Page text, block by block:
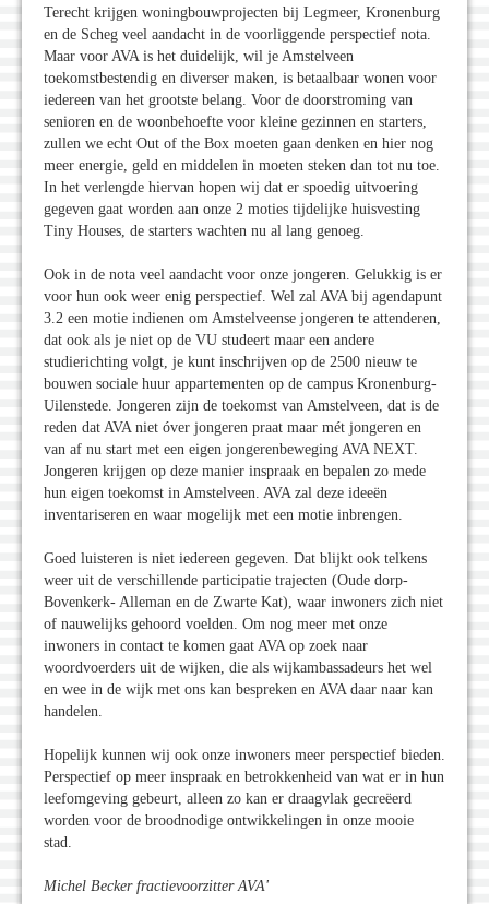
Terecht krijgen woningbouwprojecten bij Legmeer, Kronenburg
en de Scheg veel aandacht in de voorliggende perspectief nota.
Maar voor AVA is het duidelijk, wil je Amstelveen
toekomstbestendig en diverser maken, is betaalbaar wonen voor
iedereen van het grootste belang. Voor de doorstroming van
senioren en de woonbehoefte voor kleine gezinnen en starters,
zullen we echt Out of the Box moeten gaan denken en hier nog
meer energie, geld en middelen in moeten steken dan tot nu toe.
In het verlengde hiervan hopen wij dat er spoedig uitvoering
gegeven gaat worden aan onze 2 moties tijdelijke huisvesting
Tiny Houses, de starters wachten nu al lang genoeg.
Ook in de nota veel aandacht voor onze jongeren. Gelukkig is er
voor hun ook weer enig perspectief. Wel zal AVA bij agendapunt
3.2 een motie indienen om Amstelveense jongeren te attenderen,
dat ook als je niet op de VU studeert maar een andere
studierichting volgt, je kunt inschrijven op de 2500 nieuw te
bouwen sociale huur appartementen op de campus Kronenburg-
Uilenstede. Jongeren zijn de toekomst van Amstelveen, dat is de
reden dat AVA niet óver jongeren praat maar mét jongeren en
van af nu start met een eigen jongerenbeweging AVA NEXT.
Jongeren krijgen op deze manier inspraak en bepalen zo mede
hun eigen toekomst in Amstelveen. AVA zal deze ideeën
inventariseren en waar mogelijk met een motie inbrengen.
Goed luisteren is niet iedereen gegeven. Dat blijkt ook telkens
weer uit de verschillende participatie trajecten (Oude dorp-
Bovenkerk- Alleman en de Zwarte Kat), waar inwoners zich niet
of nauwelijks gehoord voelden. Om nog meer met onze
inwoners in contact te komen gaat AVA op zoek naar
woordvoerders uit de wijken, die als wijkambassadeurs het wel
en wee in de wijk met ons kan bespreken en AVA daar naar kan
handelen.
Hopelijk kunnen wij ook onze inwoners meer perspectief bieden.
Perspectief op meer inspraak en betrokkenheid van wat er in hun
leefomgeving gebeurt, alleen zo kan er draagvlak gecreëerd
worden voor de broodnodige ontwikkelingen in onze mooie
stad.
Michel Becker fractievoorzitter AVA'